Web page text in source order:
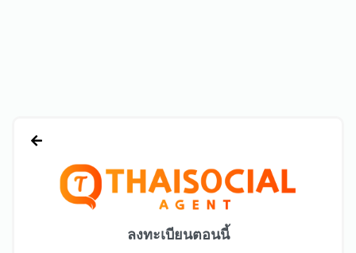
ลงทะเบียนตอนนี้